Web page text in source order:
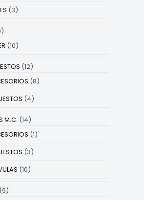
(3)
(10)
(12)
(8)
(4)
M.C. (14)
(1)
(3)
(10)
(9)